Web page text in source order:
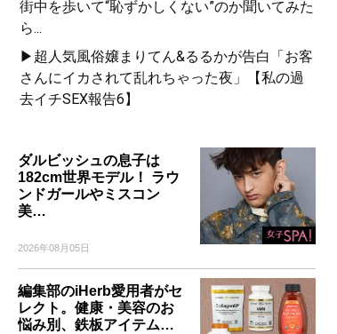
街中を歩いて“恥ずかしくない”のか聞いてみた
ら...
▶超人気風俗嬢まりてん&るるかが告白「お客
さんにイカされて乱れちゃった夜」【私の過
去イチSEX報告6】
ダルビッシュの息子は
182cm世界モデル！ ラウ
ンドガールやミスコン
美…
2026年08月05日
編集部のiHerb愛用者がセ
レクト。健康・美容のお
悩み別、鉄板アイテム…